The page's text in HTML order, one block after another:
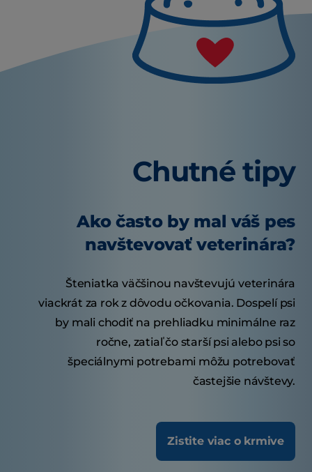
Chutné tipy
Ako často by mal váš pes
navštevovať veterinára?
Šteniatka väčšinou navštevujú veterinára
viackrát za rok z dôvodu očkovania. Dospelí psi
by mali chodiť na prehliadku minimálne raz
ročne, zatiaľ čo starší psi alebo psi so
špeciálnymi potrebami môžu potrebovať
častejšie návštevy.
Zistite viac o krmive